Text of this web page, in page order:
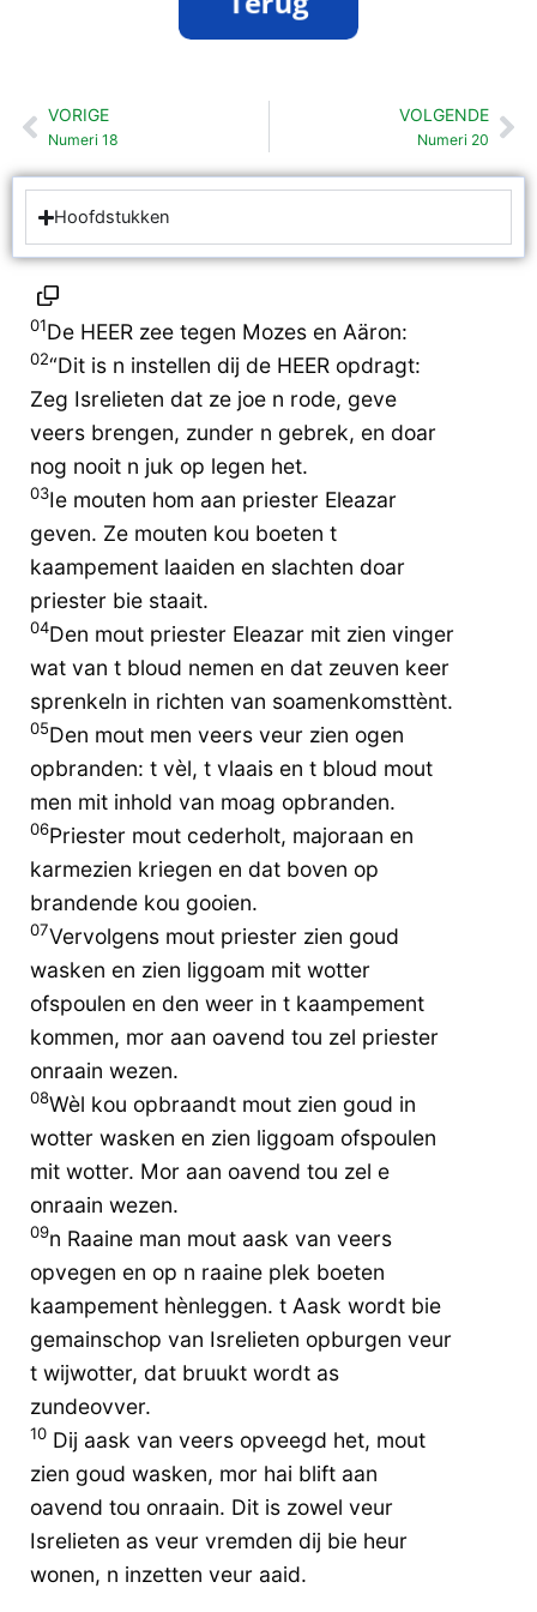
Vorige
VORIGE
Numeri 18
VOLGENDE
Numeri 20
Hoofdstukken
01De HEER zee tegen Mozes en Aäron:
02“Dit is n instellen dij de HEER opdragt:
Zeg Isrelieten dat ze joe n rode, geve
veers brengen, zunder n gebrek, en doar
nog nooit n juk op legen het.
03Ie mouten hom aan priester Eleazar
geven. Ze mouten kou boeten t
kaampement laaiden en slachten doar
priester bie staait.
04Den mout priester Eleazar mit zien vinger
wat van t bloud nemen en dat zeuven keer
sprenkeln in richten van soamenkomsttènt.
05Den mout men veers veur zien ogen
opbranden: t vèl, t vlaais en t bloud mout
men mit inhold van moag opbranden.
06Priester mout cederholt, majoraan en
karmezien kriegen en dat boven op
brandende kou gooien.
07Vervolgens mout priester zien goud
wasken en zien liggoam mit wotter
ofspoulen en den weer in t kaampement
kommen, mor aan oavend tou zel priester
onraain wezen.
08Wèl kou opbraandt mout zien goud in
wotter wasken en zien liggoam ofspoulen
mit wotter. Mor aan oavend tou zel e
onraain wezen.
09n Raaine man mout aask van veers
opvegen en op n raaine plek boeten
kaampement hènleggen. t Aask wordt bie
gemainschop van Isrelieten opburgen veur
t wijwotter, dat bruukt wordt as
zundeovver.
10 Dij aask van veers opveegd het, mout
zien goud wasken, mor hai blift aan
oavend tou onraain. Dit is zowel veur
Isrelieten as veur vremden dij bie heur
wonen, n inzetten veur aaid.